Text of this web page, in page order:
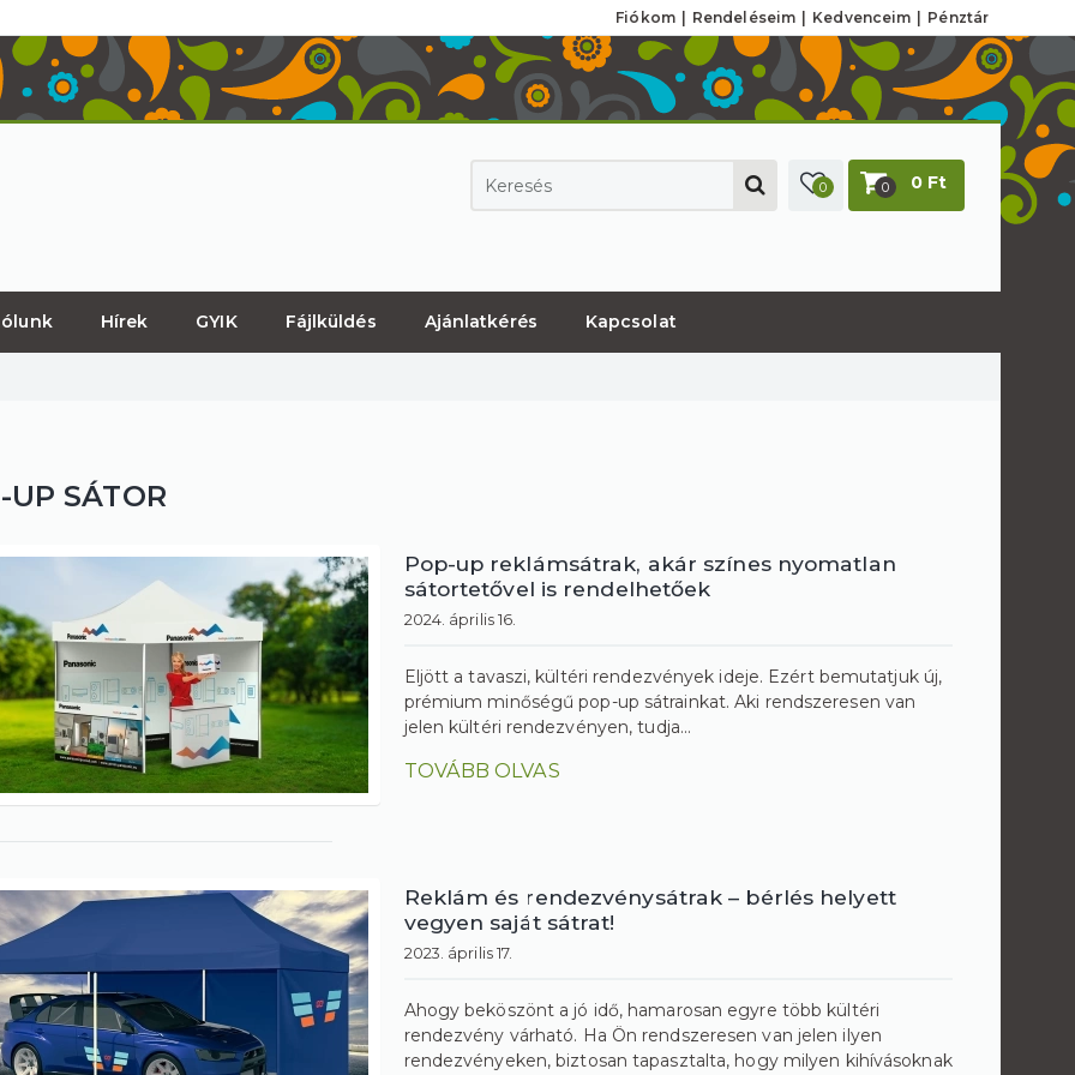
Fiókom Rendeléseim Kedvenceim Pénztár
0 0 0 Ft
Hírek GYIK Fájlküldés Ajánlatkérés Kapcsolat
UP SÁTOR
Pop-up reklámsátrak, akár színes nyomatlan
sátortetővel is rendelhetőek
2024. április 16.
Eljött a tavaszi, kültéri rendezvények ideje. Ezért bemutatjuk új,
prémium minőségű pop-up sátrainkat. Aki rendszeresen van
jelen kültéri rendezvényen, tudja...
TOVÁBB OLVAS
Reklám és rendezvénysátrak – bérlés helyett
vegyen saját sátrat!
2023. április 17.
Ahogy beköszönt a jó idő, hamarosan egyre több kültéri
rendezvény várható. Ha Ön rendszeresen van jelen ilyen
rendezvényeken, biztosan tapasztalta, hogy milyen kihívásoknak